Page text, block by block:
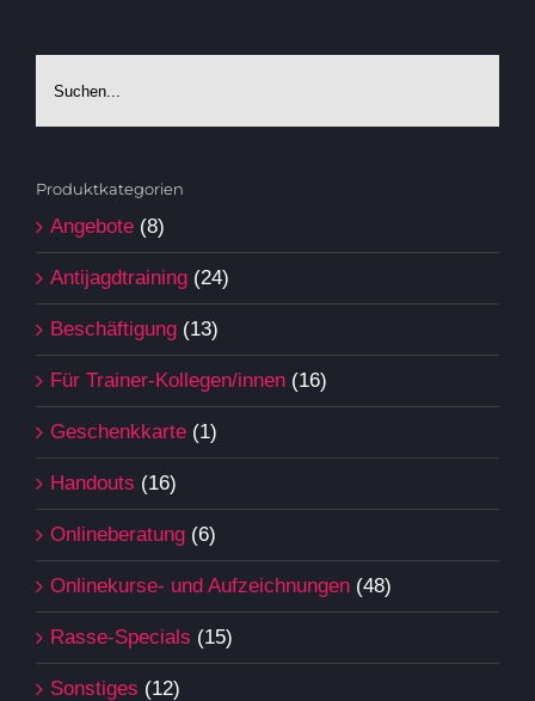
Produktkategorien
Angebote (8)
Antijagdtraining (24)
Beschäftigung (13)
Für Trainer-Kollegen/innen (16)
Geschenkkarte (1)
Handouts (16)
Onlineberatung (6)
Onlinekurse- und Aufzeichnungen (48)
Rasse-Specials (15)
Sonstiges (12)